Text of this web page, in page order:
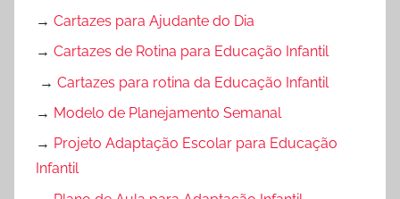
→ Cartazes para Ajudante do Dia
→ Cartazes de Rotina para Educação Infantil
→ Cartazes para rotina da Educação Infantil
→ Modelo de Planejamento Semanal
→ Projeto Adaptação Escolar para Educação
Infantil